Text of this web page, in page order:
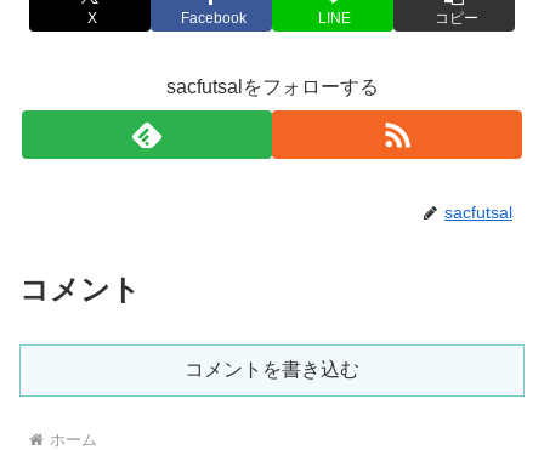
X Facebook LINE コピー
sacfutsalをフォローする
sacfutsal
コメント
コメントを書き込む
ホーム